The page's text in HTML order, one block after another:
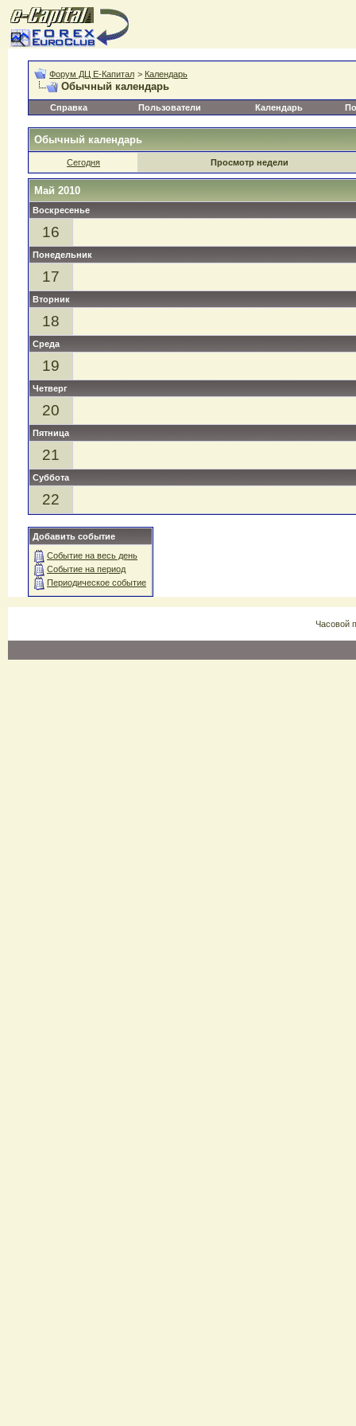
Форум ДЦ Е-Капитал > Календарь
Обычный календарь
Справка Пользователи Календарь
Обычный календарь
Сегодня Просмотр недели
Май 2010
Воскресенье
16
Понедельник
17
Вторник
18
Среда
19
Четверг
20
Пятница
21
Суббота
22
Добавить событие
Событие на весь день
Событие на период
Периодическое событие
Часовой